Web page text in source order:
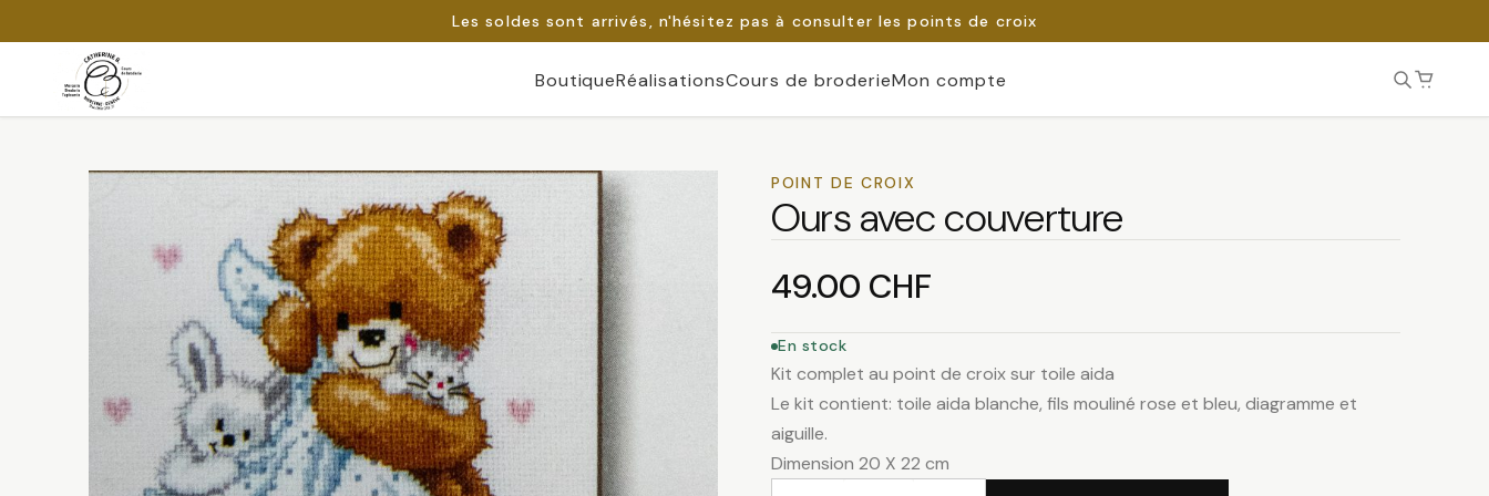
Les soldes sont arrivés, n'hésitez pas à consulter les points de croix
Passer
BoutiqueRéalisationsCours de broderieMon compte
POINT DE CROIX
Ours avec couverture
49.00 CHF
En stock
Kit complet au point de croix sur toile aida
Le kit contient: toile aida blanche, fils mouliné rose et bleu, diagramme et
aiguille.
Dimension 20 X 22 cm